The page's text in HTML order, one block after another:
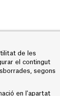
de les
el contingut
segons
en l'apartat